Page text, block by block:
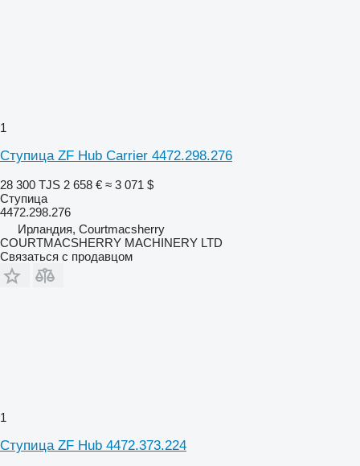
1
Ступица ZF Hub Carrier 4472.298.276
28 300 TJS 2 658 € ≈ 3 071 $
Ступица
4472.298.276
Ирландия, Courtmacsherry
COURTMACSHERRY MACHINERY LTD
Связаться с продавцом
1
Ступица ZF Hub 4472.373.224